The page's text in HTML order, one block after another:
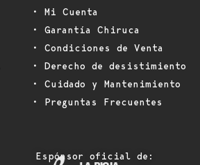
• Mi Cuenta
• Garantía Chiruca
• Condiciones de Venta
• Derecho de desistimiento
• Cuidado y Mantenimiento
• Preguntas Frecuentes
Espónsor oficial de: